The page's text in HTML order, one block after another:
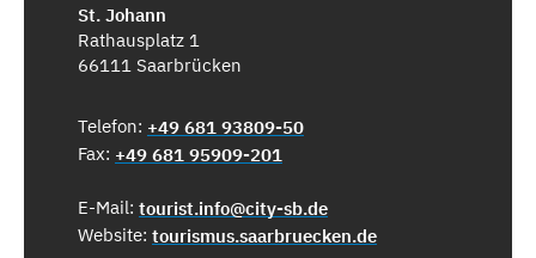
St. Johann
Rathausplatz 1
66111 Saarbrücken
Telefon: +49 681 93809-50
Fax: +49 681 95909-201
E-Mail: tourist.info@city-sb.de
Website: tourismus.saarbruecken.de